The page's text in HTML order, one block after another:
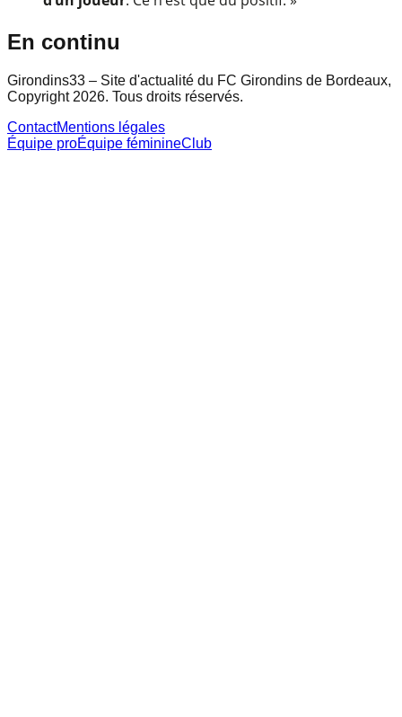
En continu
Girondins33 – Site d'actualité du FC Girondins de Bordeaux,
Copyright 2026. Tous droits réservés.
ContactMentions légales
Équipe proÉquipe féminineClub